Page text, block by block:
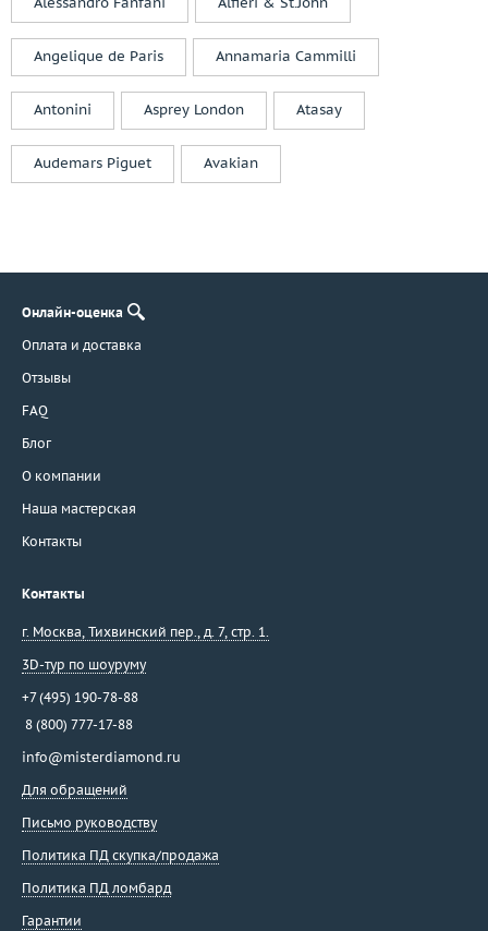
Van Cleef & Arpels
Van Der Bauwede
Vaschieri
Venini
Verdi
Versace
Wempe
Wenger
Wiemann Willy
Yurachkevich
Yvel
Zancan
Zen
Zilli
Zimar
Zoccai
Агафонов
Ананов
Бразилия
Бронницкий Ювелир
Испания
Angelique de Paris Annamaria Cammilli
Antonini Asprey London Atasay
Audemars Piguet Avakian
Онлайн-оценка
Оплата и доставка
Отзывы
FAQ
Блог
О компании
Наша мастерская
Контакты
Контакты
г. Москва Тихвинский пер., д. 7, стр. 1.
3D-тур по шоуруму
+7 (495) 190-78-88
8 (800) 777-17-88
info@misterdiamond.ru
Для обращений
Письмо руководству
Политика ПД скупка/продажа
Политика ПД ломбард
Гарантии